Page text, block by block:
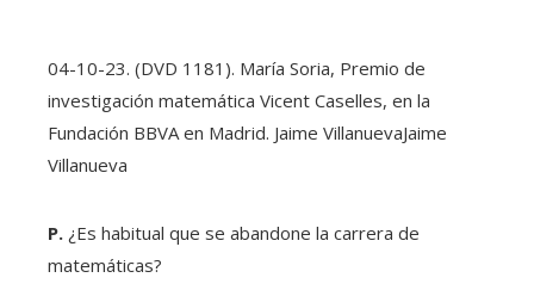
04-10-23. (DVD 1181). María Soria, Premio de
investigación matemática Vicent Caselles, en la
Fundación BBVA en Madrid. Jaime VillanuevaJaime
Villanueva
P. ¿Es habitual que se abandone la carrera de
matemáticas?